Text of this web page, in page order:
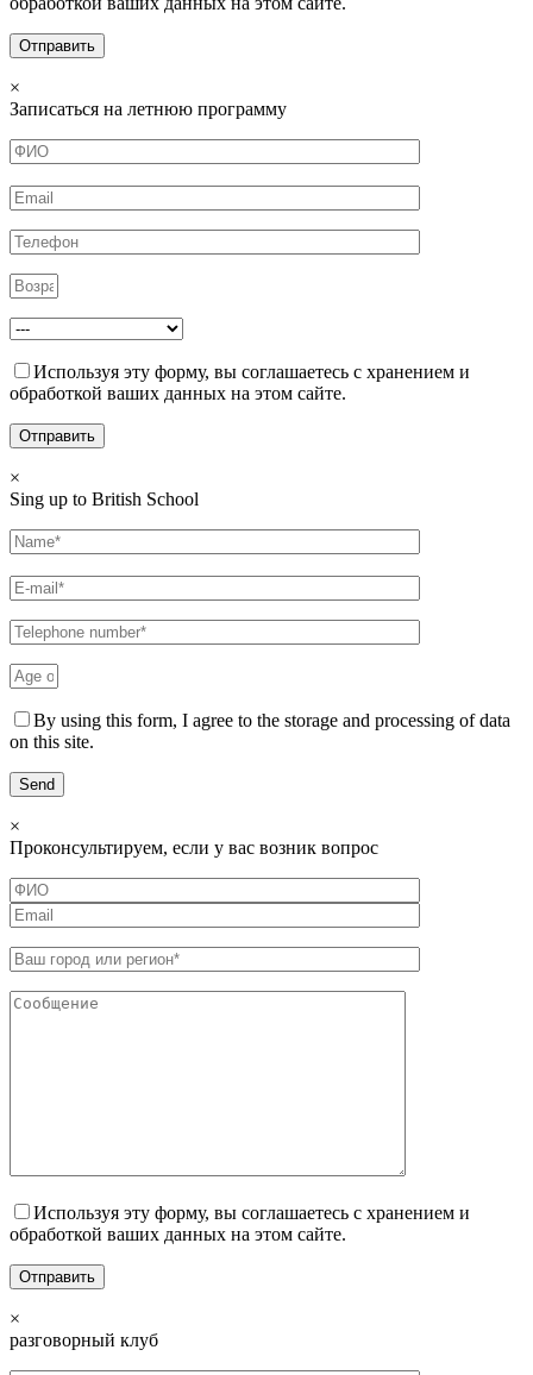
×
Записаться на летнюю программу
Используя эту форму, вы соглашаетесь с хранением и
обработкой ваших данных на этом сайте.
×
Sing up to British School
By using this form, I agree to the storage and processing of data
on this site.
×
Проконсультируем, если у вас возник вопрос
Используя эту форму, вы соглашаетесь с хранением и
обработкой ваших данных на этом сайте.
×
разговорный клуб